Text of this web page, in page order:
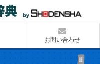
お問い合わせ